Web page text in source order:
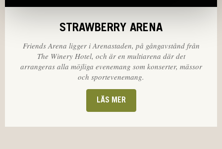
STRAWBERRY ARENA
Friends Arena ligger i Arenastaden, på gångavstånd från
The Winery Hotel, och är en multiarena där det
arrangeras alla möjliga evenemang som konserter, mässor
och sportevenemang.
LÄS MER